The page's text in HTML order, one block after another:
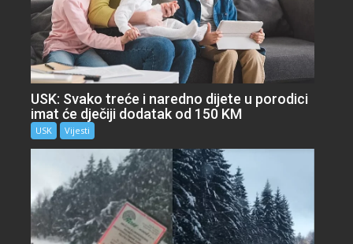
USK: Svako treće i naredno dijete u porodici
imat će dječiji dodatak od 150 KM
USK Vijesti